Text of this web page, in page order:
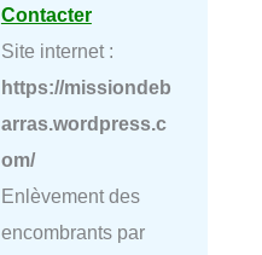
Contacter
Site internet :
https://missiondeb
arras.wordpress.c
om/
Enlèvement des
encombrants par